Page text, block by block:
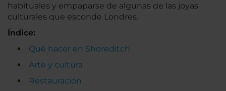
habituales y empaparse de algunas de las joyas
culturales que esconde Londres.
Índice:
Qué hacer en Shoreditch
Arte y cultura
Restauración